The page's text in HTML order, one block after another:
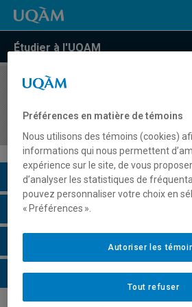
Étudier à l'UQAM
COURS//
la religion
Description du cours
Horaire - Été 2026
Horaire - Automne 2026
Horaire - Hiver 2027
Préférences en matière de témoins
Nous utilisons des témoins (cookies)
informations qui nous permettent
expérience sur le site, de vous
d’analyser les statistiques de
pouvez personnaliser votre choix en
« Préférences ».
Tout refuser
Autoriser les